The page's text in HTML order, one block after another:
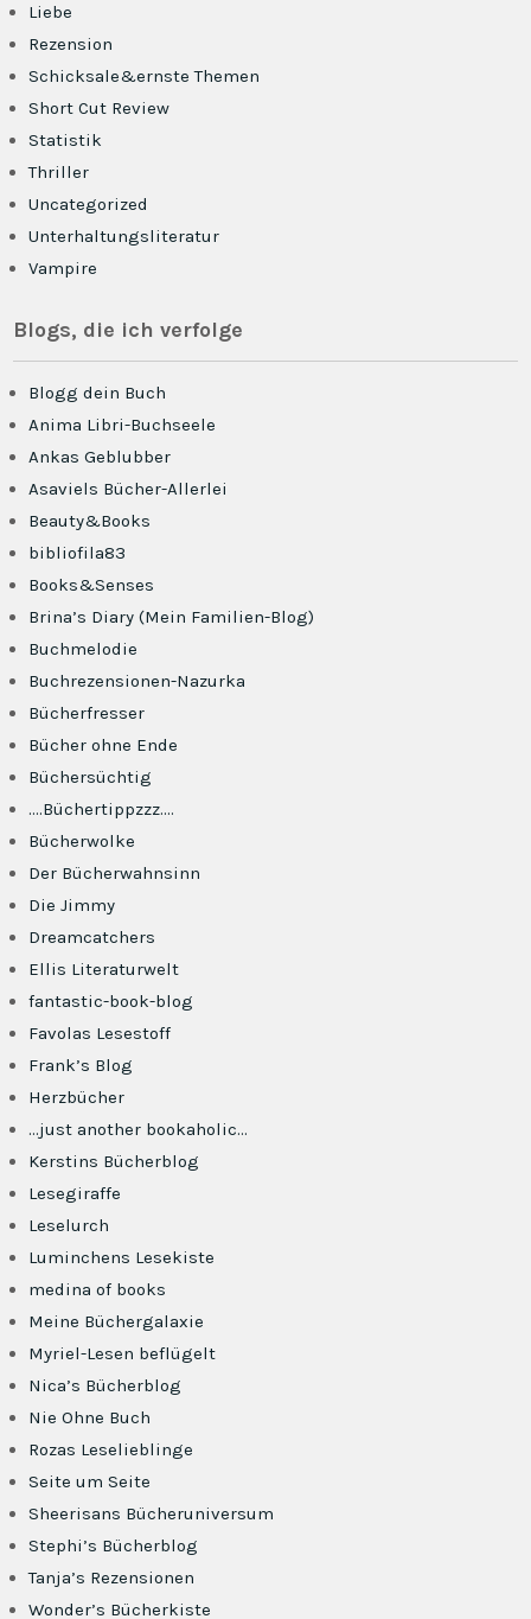
Liebe
Rezension
Schicksale&ernste Themen
Short Cut Review
Statistik
Thriller
Uncategorized
Unterhaltungsliteratur
Vampire
Blogs, die ich verfolge
Blogg dein Buch
Anima Libri-Buchseele
Ankas Geblubber
Asaviels Bücher-Allerlei
Beauty&Books
bibliofila83
Books&Senses
Brina’s Diary (Mein Familien-Blog)
Buchmelodie
Buchrezensionen-Nazurka
Bücherfresser
Bücher ohne Ende
Büchersüchtig
….Büchertippzzz….
Bücherwolke
Der Bücherwahnsinn
Die Jimmy
Dreamcatchers
Ellis Literaturwelt
fantastic-book-blog
Favolas Lesestoff
Frank’s Blog
Herzbücher
…just another bookaholic…
Kerstins Bücherblog
Lesegiraffe
Leselurch
Luminchens Lesekiste
medina of books
Meine Büchergalaxie
Myriel-Lesen beflügelt
Nica’s Bücherblog
Nie Ohne Buch
Rozas Leselieblinge
Seite um Seite
Sheerisans Bücheruniversum
Stephi’s Bücherblog
Tanja’s Rezensionen
Wonder’s Bücherkiste